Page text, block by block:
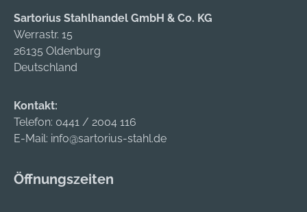
Reinigungslösung
verwendet werden.
Schmutz fertig. Dank
der hohen Drehzahl des
Dremel Versa und dem
Mehrzweck-
Reinigungsarbeiten im
Handumdrehen
erledigt.
Sartorius Stahlhandel GmbH & Co. KG
Werrastr. 15
26135 Oldenburg
Deutschland
Kontakt:
Telefon: 0441 / 2004 116
E-Mail: info@sartorius-stahl.de
Öffnungszeiten